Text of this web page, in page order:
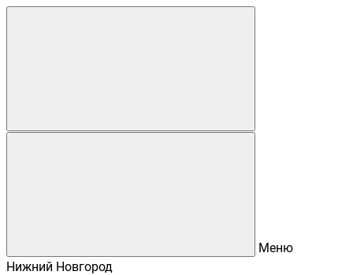
Меню
Нижний Новгород